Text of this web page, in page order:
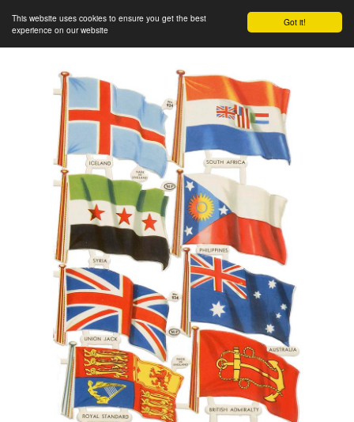
Got it!
This website uses cookies to ensure you get the best
experience on our website